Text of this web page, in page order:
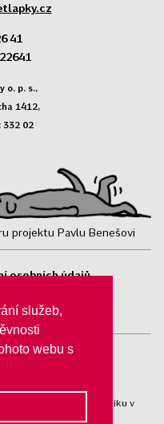
služeb,
webu s
41
o. p. s.,
1412,
332 02
projektu Pavlu Benešovi
osobních údajů
v obchodním rejstříku v